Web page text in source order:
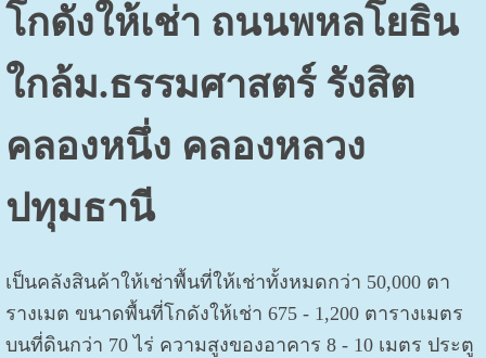
โกดังให้เช่า ถนนพหลโยธิน
ใกล้ม.ธรรมศาสตร์ รังสิต
คลองหนึ่ง คลองหลวง
ปทุมธานี
เป็นคลังสินค้าให้เช่าพื้นที่ให้เช่าทั้งหมดกว่า 50,000 ตา
รางเมต ขนาดพื้นที่โกดังให้เช่า 675 - 1,200 ตารางเมตร
บนที่ดินกว่า 70 ไร่ ความสูงของอาคาร 8 - 10 เมตร ประตู